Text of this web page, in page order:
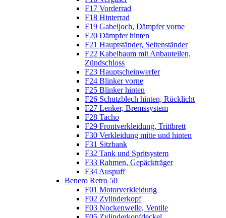
F17 Vorderrad
F18 Hinterrad
F19 Gabeljoch, Dämpfer vorne
F20 Dämpfer hinten
F21 Hauptständer, Seitenständer
F22 Kabelbaum mit Anbauteilen,
Zündschloss
F23 Hauptscheinwerfer
F24 Blinker vorne
F25 Blinker hinten
F26 Schutzblech hinten, Rücklicht
F27 Lenker, Bremssystem
F28 Tacho
F29 Frontverkleidung, Trittbrett
F30 Verkleidung mitte und hinten
F31 Sitzbank
F32 Tank und Spritsystem
F33 Rahmen, Gepäckträger
F34 Auspuff
Benero Retro 50
F01 Motorverkleidung
F02 Zylinderkopf
F03 Nockenwelle, Ventile